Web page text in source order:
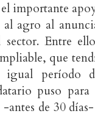
importante
al agro al
Entre
que
igual período
puso para
antes de 30